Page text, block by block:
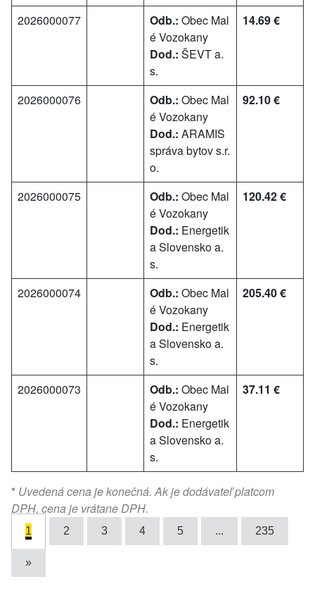
2026000077 Odb.: Obec Mal
é Vozokany
Dod.: ŠEVT a.
s.
14.69 €
2026000076 Odb.: Obec Mal
é Vozokany
Dod.: ARAMIS
správa bytov s.r.
o.
92.10 €
2026000075 Odb.: Obec Mal
é Vozokany
Dod.: Energetik
a Slovensko a.
s.
120.42 €
2026000074 Odb.: Obec Mal
é Vozokany
Dod.: Energetik
a Slovensko a.
s.
205.40 €
2026000073 Odb.: Obec Mal
é Vozokany
Dod.: Energetik
a Slovensko a.
s.
37.11 €
* Uvedená cena je konečná. Ak je dodávateľ platcom
DPH, cena je vrátane DPH.
1 2 3 4 5 ... 235
»